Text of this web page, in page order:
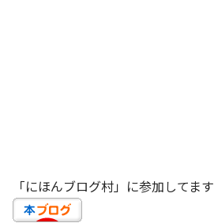
「にほんブログ村」に参加してます